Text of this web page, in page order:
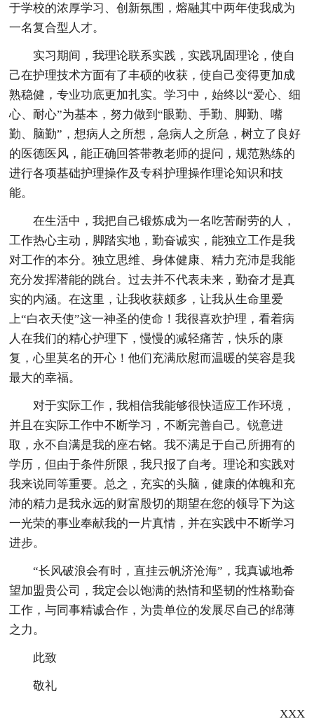
于学校的浓厚学习、创新氛围，熔融其中两年使我成为
一名复合型人才。
实习期间，我理论联系实践，实践巩固理论，使自
己在护理技术方面有了丰硕的收获，使自己变得更加成
熟稳健，专业功底更加扎实。学习中，始终以“爱心、细
心、耐心”为基本，努力做到“眼勤、手勤、脚勤、嘴
勤、脑勤”，想病人之所想，急病人之所急，树立了良好
的医德医风，能正确回答带教老师的提问，规范熟练的
进行各项基础护理操作及专科护理操作理论知识和技
能。
在生活中，我把自己锻炼成为一名吃苦耐劳的人，
工作热心主动，脚踏实地，勤奋诚实，能独立工作是我
对工作的本分。独立思维、身体健康、精力充沛是我能
充分发挥潜能的跳台。过去并不代表未来，勤奋才是真
实的内涵。在这里，让我收获颇多，让我从生命里爱
上“白衣天使”这一神圣的使命！我很喜欢护理，看着病
人在我们的精心护理下，慢慢的减轻痛苦，快乐的康
复，心里莫名的开心！他们充满欣慰而温暖的笑容是我
最大的幸福。
对于实际工作，我相信我能够很快适应工作环境，
并且在实际工作中不断学习，不断完善自己。锐意进
取，永不自满是我的座右铭。我不满足于自己所拥有的
学历，但由于条件所限，我只报了自考。理论和实践对
我来说同等重要。总之，充实的头脑，健康的体魄和充
沛的精力是我永远的财富殷切的期望在您的领导下为这
一光荣的事业奉献我的一片真情，并在实践中不断学习
进步。
“长风破浪会有时，直挂云帆济沧海”，我真诚地希
望加盟贵公司，我定会以饱满的热情和坚韧的性格勤奋
工作，与同事精诚合作，为贵单位的发展尽自己的绵薄
之力。
此致
敬礼
XXX